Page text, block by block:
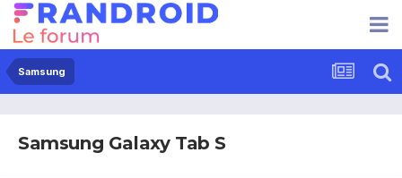
Samsung
Samsung Galaxy Tab S